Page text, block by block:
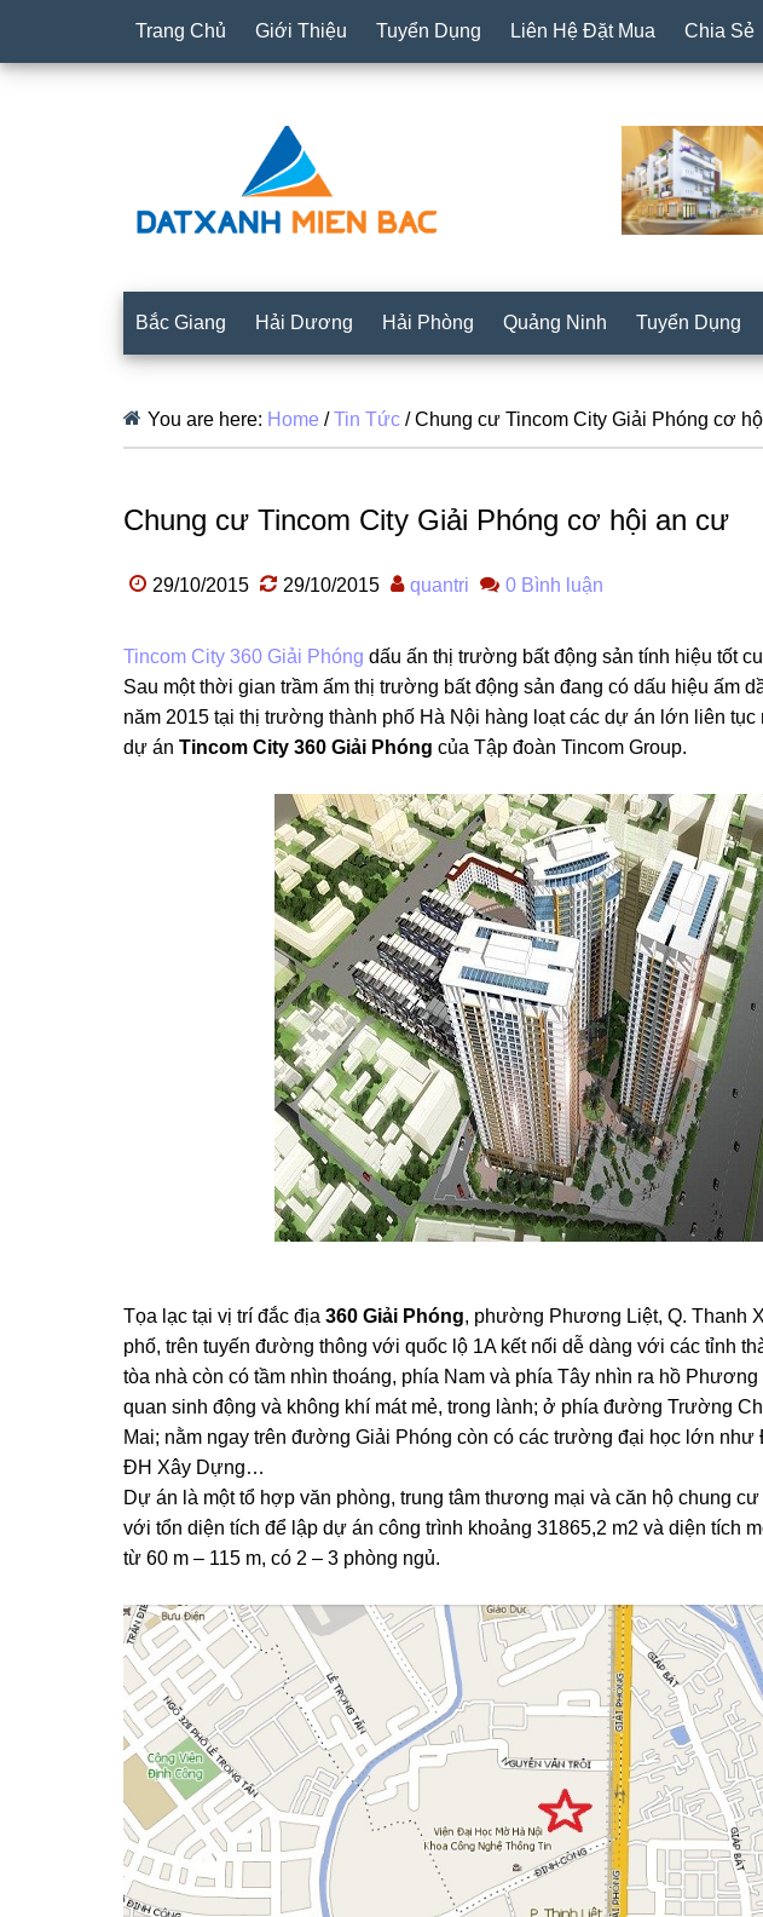
Trang Chủ Giới Thiệu Tuyển Dụng Liên Hệ Đặt Mua Chia Sẻ
Bắc Giang Hải Dương Hải Phòng Quảng Ninh Tuyển Dụng
You are here: Home / Tin Tức /Chung cư Tincom City Giải Phóng cơ
Chung cư Tincom City Giải Phóng cơ hội an cư
29/10/2015 29/10/2015 quantri 0 Bình luận
Tincom City 360 Giải Phóng dấu ấn thị trường bất động sản tính hiệu tốt
Sau một thời gian trầm ấm thị trường bất động sản đang có dấu hiệu ấm
năm 2015 tại thị trường thành phố Hà Nội hàng loạt các dự án lớn liên tục
dự án Tincom City 360 Giải Phóng của Tập đoàn Tincom Group.
Tọa lạc tại vị trí đắc địa 360 Giải Phóng, phường Phương Liệt, Q. Thanh
phố, trên tuyến đường thông với quốc lộ 1A kết nối dễ dàng với các tỉnh
tòa nhà còn có tầm nhìn thoáng, phía Nam và phía Tây nhìn ra hồ
quan sinh động và không khí mát mẻ, trong lành; ở phía đường Trường
Mai; nằm ngay trên đường Giải Phóng còn có các trường đại học lớn
ĐH Xây Dựng…
Dự án là một tổ hợp văn phòng, trung tâm thương mại và căn hộ chung
với tổn diện tích để lập dự án công trình khoảng 31865,2 m2 và diện tích
từ 60 m – 115 m, có 2 – 3 phòng ngủ.